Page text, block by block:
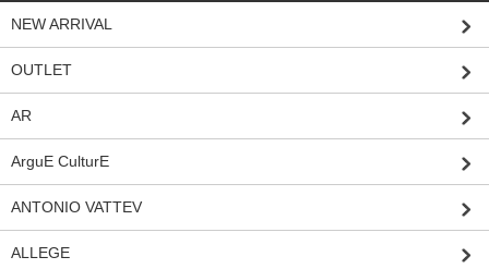
NEW ARRIVAL
OUTLET
AR
ArguE CulturE
ANTONIO VATTEV
ALLEGE